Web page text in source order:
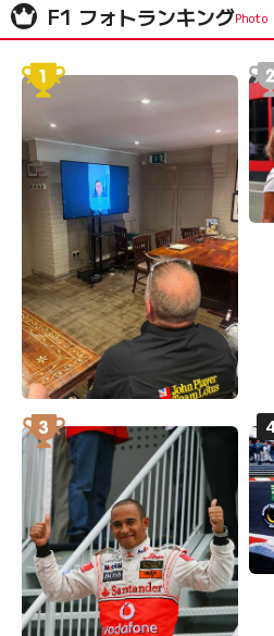
F1 フォトランキング